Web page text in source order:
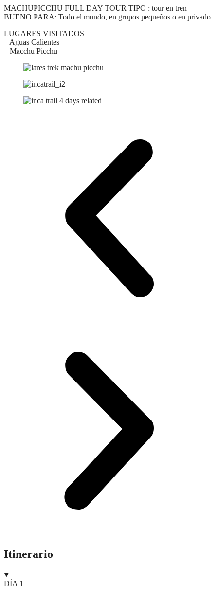
MACHUPICCHU FULL DAY TOUR TIPO : tour en tren
BUENO PARA: Todo el mundo, en grupos pequeños o en privado
LUGARES VISITADOS
– Aguas Calientes
– Macchu Picchu
Itinerario
DÍA 1